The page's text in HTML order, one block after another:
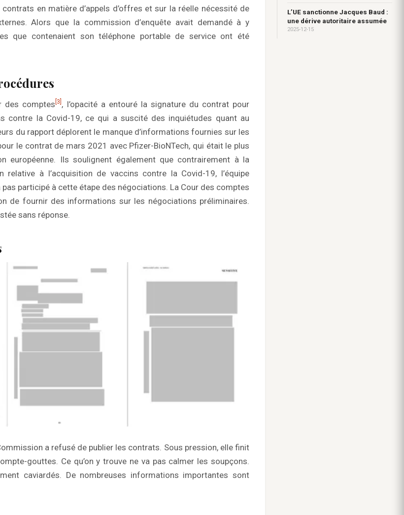
en matière d’appels d’offres et sur la réelle nécessité de
Alors que la commission d’enquête avait demandé à y
que contenaient son téléphone portable de service ont été
des comptes [3] , l’opacité a entouré la signature du contrat pour
contre la Covid-19, ce qui a suscité des inquiétudes quant au
du rapport déplorent le manque d’informations fournies sur les
le contrat de mars 2021 avec Pfizer-BioNTech, qui était le plus
européenne. Ils soulignent également que contrairement à la
relative à l’acquisition de vaccins contre la Covid-19, l’équipe
pas participé à cette étape des négociations. La Cour des comptes
de fournir des informations sur les négociations préliminaires.
sans réponse.
a refusé de publier les contrats. Sous pression, elle finit
gouttes. Ce qu’on y trouve ne va pas calmer les soupçons.
caviardés. De nombreuses informations importantes sont
L’UE sanctionne Jacques Baud :
une dérive autoritaire assumée
2025-12-15